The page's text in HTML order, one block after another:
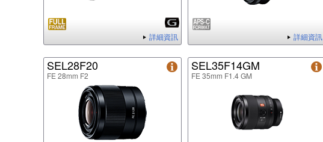
詳細資訊 詳細資訊
SEL28F20
FE 28mm F2
SEL35F14GM
FE 35mm F1.4 GM